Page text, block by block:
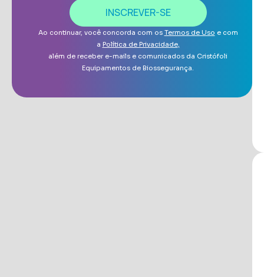
INSCREVER-SE
Ao continuar, você concorda com os Termos de Uso e com
a Política de Privacidade,
além de receber e-mails e comunicados da Cristófoli
Equipamentos de Biossegurança.